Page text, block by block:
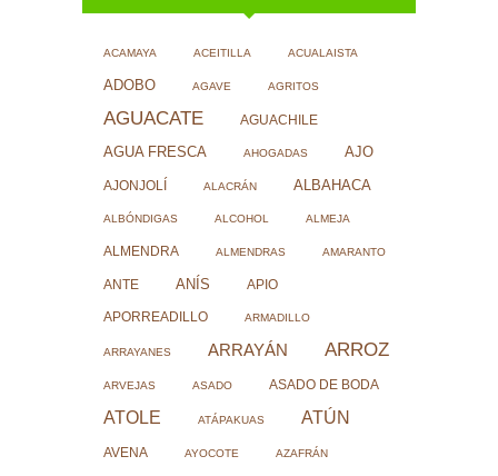
ACAMAYA ACEITILLA ACUALAISTA
ADOBO AGAVE AGRITOS
AGUACATE AGUACHILE
AGUA FRESCA AHOGADAS AJO
AJONJOLÍ ALACRÁN ALBAHACA
ALBÓNDIGAS ALCOHOL ALMEJA
ALMENDRA ALMENDRAS AMARANTO
ANTE ANÍS APIO
APORREADILLO ARMADILLO
ARRAYANES ARRAYÁN ARROZ
ARVEJAS ASADO ASADO DE BODA
ATOLE ATÁPAKUAS ATÚN
AVENA AYOCOTE AZAFRÁN